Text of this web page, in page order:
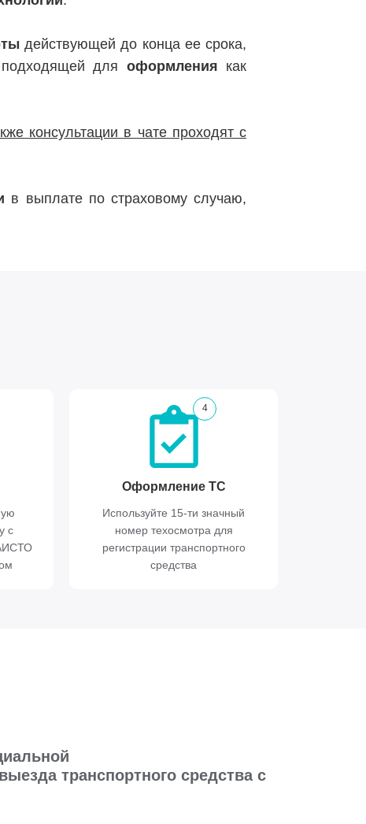
действующей до конца ее срока,
для оформления как
консультации в чате проходят с
в выплате по страховому случаю,
с
4
Оформление ТС
Используйте 15-ти значный
номер техосмотра для
регистрации транспортного
средства
транспортного средства с